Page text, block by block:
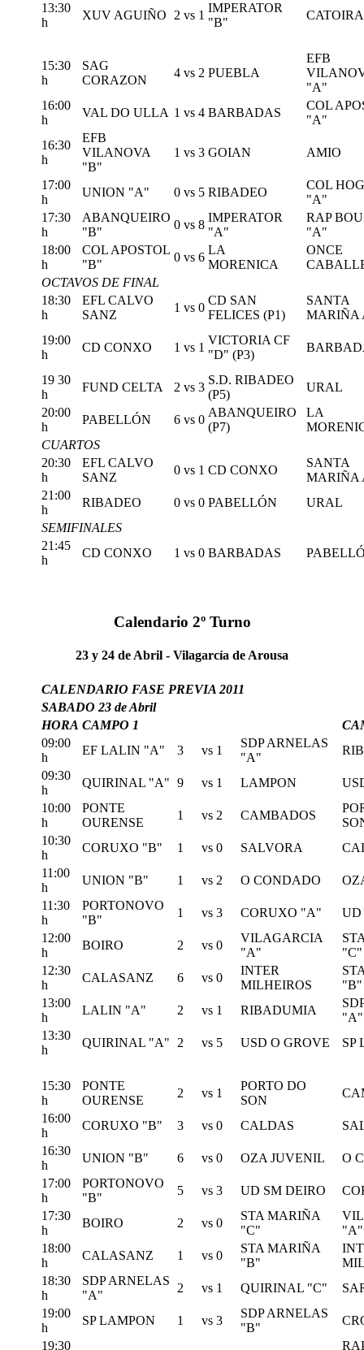
13:30
h
XUV AGUIÑO 2 vs 1
IMPERATOR
"B"
CATOIRA
15:30
h
SAG
CORAZON
4 vs 2 PUEBLA
EFB
"A"
16:00
h
VAL DO ULLA 1 vs 4 BARBADAS
COL
"A"
16:30
h
EFB
VILANOVA
"B"
1 vs 3 GOIAN AMIO
17:00
h
UNION "A" 0 vs 5 RIBADEO
COL
"A"
17:30
h
ABANQUEIRO
"B"
0 vs 8
IMPERATOR
"A"
RAP
"A"
18:00
h
COL APOSTOL
"B"
0 vs 6
LA
MORENICA
ONCE
OCTAVOS DE FINAL
18:30
h
EFL CALVO
SANZ
1 vs 0
CD SAN
FELICES (P1)
SANTA
MARIÑA
19:00
h
CD CONXO 1 vs 1
VICTORIA CF
"D" (P3)
19 30
h
FUND CELTA 2 vs 3
S.D. RIBADEO
(P5)
URAL
20:00
h
PABELLÓN 6 vs 0
ABANQUEIRO
(P7)
LA
CUARTOS
20:30
h
EFL CALVO
SANZ
0 vs 1 CD CONXO
SANTA
MARIÑA
21:00
h
RIBADEO 0 vs 0 PABELLÓN
URAL
SEMIFINALES
21:45
h
CD CONXO 1 vs 0 BARBADAS
Calendario 2º Turno
23 y 24 de Abril - Vilagarcía de Arousa
CALENDARIO FASE PREVIA 2011
SABADO 23 de Abril
HORA CAMPO 1
09:00
h
EF LALIN "A" 3 vs 1
SDP ARNELAS
"A"
09:30
h
QUIRINAL "A" 9 vs 1 LAMPON
10:00
h
PONTE
OURENSE
1 vs 2 CAMBADOS
10:30
h
CORUXO "B" 1 vs 0 SALVORA
11:00
h
UNION "B" 1 vs 2 O CONDADO
11:30
h
PORTONOVO
"B"
1 vs 3 CORUXO "A"
UD
12:00
h
BOIRO 2 vs 0
VILAGARCIA
"A"
"C"
12:30
h
CALASANZ 6 vs 0
INTER
MILHEIROS
"B"
13:00
h
LALIN "A" 2 vs 1 RIBADUMIA
"A"
13:30
h
QUIRINAL "A" 2 vs 5 USD O GROVE SP
15:30
h
PONTE
OURENSE
2 vs 1
PORTO DO
SON
16:00
h
CORUXO "B" 3 vs 0 CALDAS
16:30
h
UNION "B" 6 vs 0 OZA JUVENIL
O
17:00
h
PORTONOVO
"B"
5 vs 3 UD SM DEIRO
17:30
h
BOIRO 2 vs 0
STA MARIÑA
"C"
"A"
18:00
h
CALASANZ 1 vs 0
STA MARIÑA
"B"
18:30
h
SDP ARNELAS
"A"
2 vs 1 QUIRINAL "C"
19:00
h
SP LAMPON 1 vs 3
SDP ARNELAS
"B"
19:30